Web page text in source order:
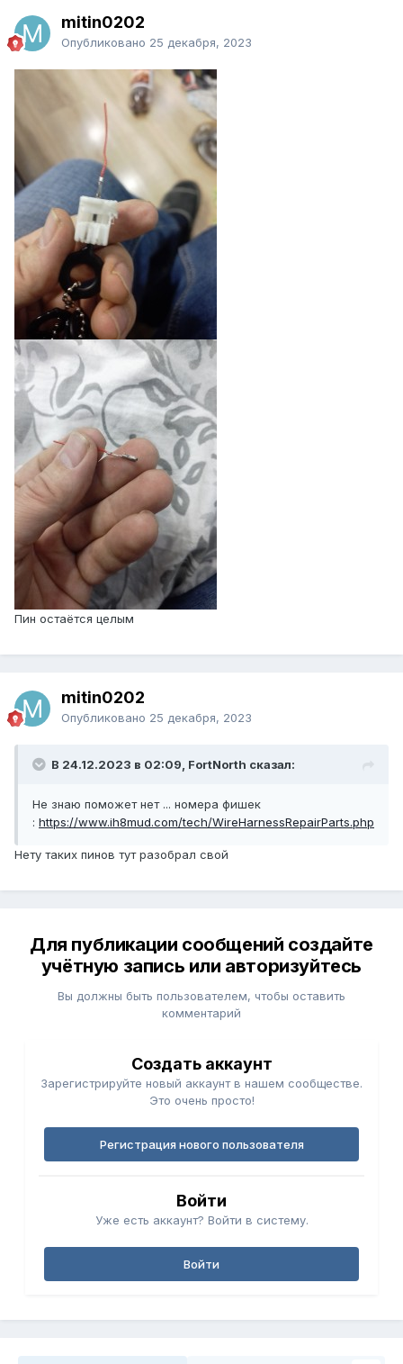
mitin0202
Опубликовано 25 декабря, 2023
Пин остаётся целым
mitin0202
Опубликовано 25 декабря, 2023
В 24.12.2023 в 02:09, FоrtNorth сказал:
Не знаю поможет нет ... номера фишек
: https://www.ih8mud.com/tech/WireHarnessRepairParts.php
Нету таких пинов тут разобрал свой
Для публикации сообщений создайте
учётную запись или авторизуйтесь
Вы должны быть пользователем, чтобы оставить
комментарий
Создать аккаунт
Зарегистрируйте новый аккаунт в нашем сообществе.
Это очень просто!
Регистрация нового пользователя
Войти
Уже есть аккаунт? Войти в систему.
Войти